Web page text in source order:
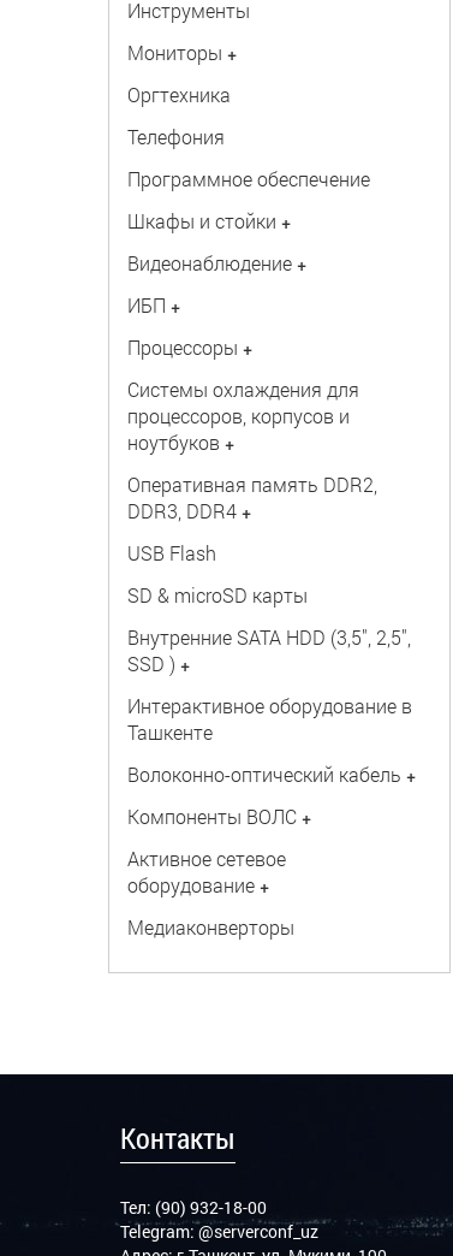
Инструменты
Мониторы +
Оргтехника
Телефония
Программное обеспечение
Шкафы и стойки +
Видеонаблюдение +
ИБП +
Процессоры +
Системы охлаждения для
процессоров, корпусов и
ноутбуков +
Оперативная память DDR2,
DDR3, DDR4 +
USB Flash
SD & microSD карты
Внутренние SATA HDD (3,5", 2,5",
SSD ) +
Интерактивное оборудование в
Ташкенте
Волоконно-оптический кабель +
Компоненты ВОЛС +
Активное сетевое
оборудование +
Медиаконверторы
Контакты
Тел: (90) 932-18-00
Telegram:@serverconf_uz